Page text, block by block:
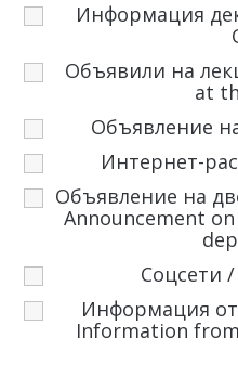
Информация
Объявили на
at
Объявление
Интернет-
Объявление на
Announcement
Соцсети
Информация
Information